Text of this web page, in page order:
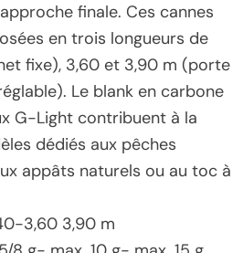
finale. Ces cannes
en trois longueurs de
fixe), 3,60 et 3,90 m (porte
Le blank en carbone
G-Light contribuent à la
dédiés aux pêches
appâts naturels ou au toc à
3,60 3,90 m